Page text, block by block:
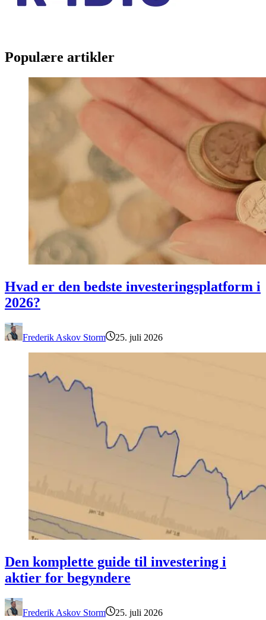
Populære artikler
Hvad er den bedste investeringsplatform i
2026?
Frederik Askov Storm 25. juli 2026
Den komplette guide til investering i
aktier for begyndere
Frederik Askov Storm 25. juli 2026